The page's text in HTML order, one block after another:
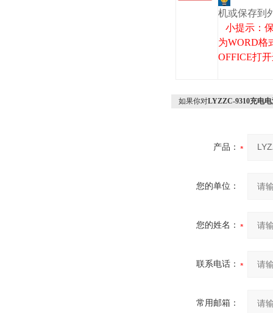
机或保存到
小提示：
为WORD格
OFFICE打
如果你对LYZZC-9310充电
产品：
您的单位：
您的姓名：
联系电话：
常用邮箱：